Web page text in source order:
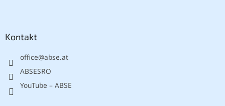
Kontakt
office@abse.at
ABSESRO
YouTube – ABSE